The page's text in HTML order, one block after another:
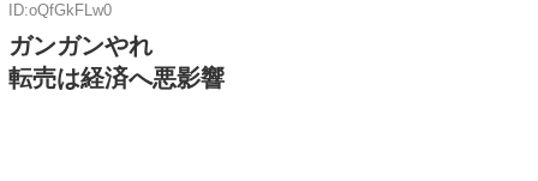
ID:oQfGkFLw0
ガンガンやれ
転売は経済へ悪影響